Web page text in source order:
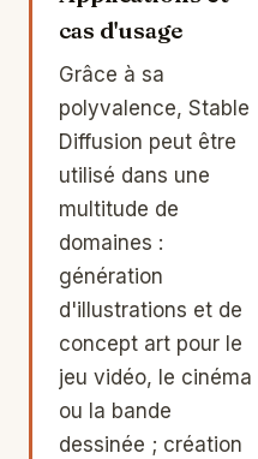
cas d'usage
Grâce à sa
polyvalence, Stable
Diffusion peut être
utilisé dans une
multitude de
domaines :
génération
d'illustrations et de
concept art pour le
jeu vidéo, le cinéma
ou la bande
dessinée ; création